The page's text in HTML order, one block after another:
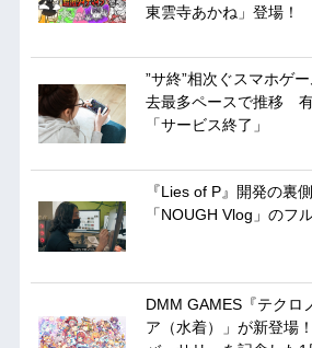
東雲寺あかね」登場！
”サ終”相次ぐスマホゲ
去最多ペースで推移
「サービス終了」
『Lies of P』開発の裏
「NOUGH Vlog」のフ
DMM GAMES『テクロ
ア（水着）」が新登場